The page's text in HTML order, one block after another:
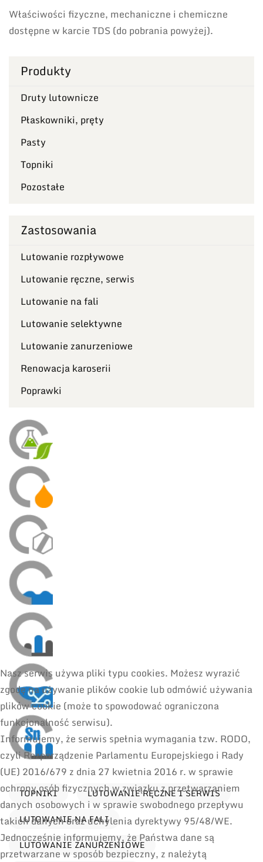
Właściwości fizyczne, mechaniczne i chemiczne
dostępne w karcie TDS (do pobrania powyżej).
Produkty
Druty lutownicze
Płaskowniki, pręty
Pasty
Topniki
Pozostałe
Zastosowania
Lutowanie rozpływowe
Lutowanie ręczne, serwis
Lutowanie na fali
Lutowanie selektywne
Lutowanie zanurzeniowe
Renowacja karoserii
Poprawki
TOPNIKI
LUTOWANIE RĘCZNE I SERWIS
LUTOWANIE NA FALI
LUTOWANIE ZANURZENIOWE
Nasz serwis używa pliki typu cookies. Możesz wyrazić
zgodę na używanie plików cookie lub odmówić używania
plików cookie (może to spowodować ograniczona
funkcjonalność serwisu).
Informujemy, że serwis spełnia wymagania tzw. RODO,
czyli Rozporządzenie Parlamentu Europejskiego i Rady
(UE) 2016/679 z dnia 27 kwietnia 2016 r. w sprawie
ochrony osób fizycznych w związku z przetwarzaniem
danych osobowych i w sprawie swobodnego przepływu
takich danych oraz uchylenia dyrektywy 95/48/WE.
Jednocześnie informujemy, że Państwa dane są
przetwarzane w sposób bezpieczny, z należytą